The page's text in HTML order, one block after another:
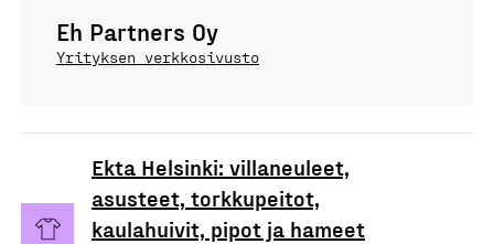
Eh Partners Oy
Yrityksen verkkosivusto
Ekta Helsinki: villaneuleet,
asusteet, torkkupeitot,
kaulahuivit, pipot ja hameet